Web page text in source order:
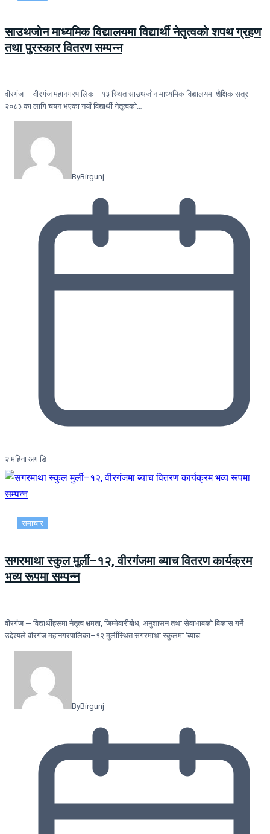
साउथजोन माध्यमिक विद्यालयमा विद्यार्थी नेतृत्वको शपथ ग्रहण
तथा पुरस्कार वितरण सम्पन्न
वीरगंज — वीरगंज महानगरपालिका–१३ स्थित साउथजोन माध्यमिक विद्यालयमा शैक्षिक सत्र
२०८३ का लागि चयन भएका नयाँ विद्यार्थी नेतृत्वको…
ByBirgunj
२ महिना अगाडि
समाचार
सगरमाथा स्कुल मुर्ली–१२, वीरगंजमा ब्याच वितरण कार्यक्रम
भव्य रूपमा सम्पन्न
वीरगंज — विद्यार्थीहरूमा नेतृत्व क्षमता, जिम्मेवारीबोध, अनुशासन तथा सेवाभावको विकास गर्ने
उद्देश्यले वीरगंज महानगरपालिका–१२ मुर्लीस्थित सगरमाथा स्कुलमा ‘ब्याच…
ByBirgunj